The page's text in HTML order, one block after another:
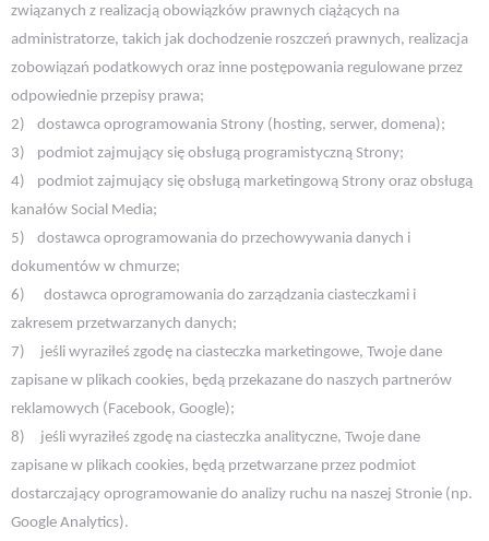
związanych z realizacją obowiązków prawnych ciążących na
administratorze, takich jak dochodzenie roszczeń prawnych, realizacja
zobowiązań podatkowych oraz inne postępowania regulowane przez
odpowiednie przepisy prawa;
2)
dostawca oprogramowania Strony (hosting, serwer, domena);
3)
podmiot zajmujący się obsługą programistyczną Strony;
4)
podmiot zajmujący się obsługą marketingową Strony oraz obsługą
kanałów Social Media;
5)
dostawca oprogramowania do przechowywania danych i
dokumentów w chmurze;
6)
dostawca oprogramowania do zarządzania ciasteczkami i
zakresem przetwarzanych danych;
7)
jeśli wyraziłeś zgodę na ciasteczka marketingowe, Twoje dane
zapisane w plikach cookies, będą przekazane do naszych partnerów
reklamowych (Facebook, Google);
8)
jeśli wyraziłeś zgodę na ciasteczka analityczne, Twoje dane
zapisane w plikach cookies, będą przetwarzane przez podmiot
dostarczający oprogramowanie do analizy ruchu na naszej Stronie (np.
Google Analytics).